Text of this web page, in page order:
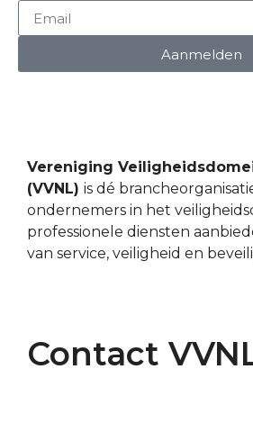
Aanmelden
Vereniging
(VVNL) is dé
ondernemers in het
professionele diensten
van service, veiligheid en
Contact